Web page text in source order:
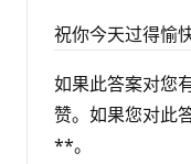
祝你今天过得愉快
如果此答案对您
赞。如果您对此
**。